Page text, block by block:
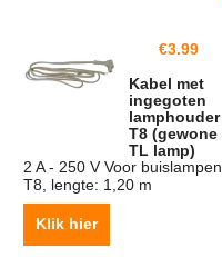
€3.99
Kabel met
ingegoten
lamphouder
T8 (gewone
TL lamp)
2 A - 250 V Voor buislampen
T8, lengte: 1,20 m
Klik hier